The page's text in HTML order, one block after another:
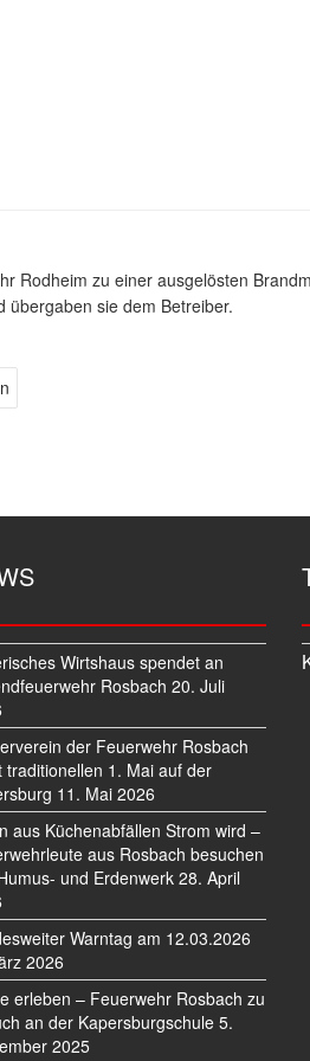
Rodheim zu einer ausgelösten
übergaben sie dem Betreiber.
Wirtshaus spendet an
Rosbach 20. Juli
der Feuerwehr Rosbach
traditionellen 1. Mai auf der
11. Mai 2026
aus Küchenabfällen Strom wird –
aus Rosbach besuchen
und Erdenwerk28. April
Warntag am 12.03.2026
2026
erleben – Feuerwehr Rosbach zu
an der Kapersburgschule 5.
2025